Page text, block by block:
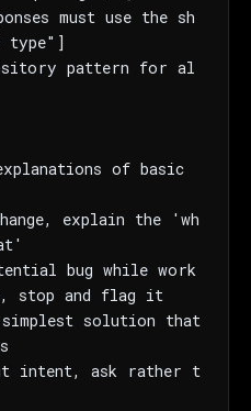
must use the sh
type"]
pattern for al
of basic
explain the 'wh
bug while work
stop and flag it
solution that
intent, ask rather t